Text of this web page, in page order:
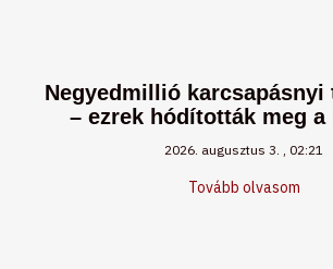
Negyedmillió karcsapásnyi
– ezrek hódították meg a
2026. augusztus 3. 02:21
Tovább olvasom